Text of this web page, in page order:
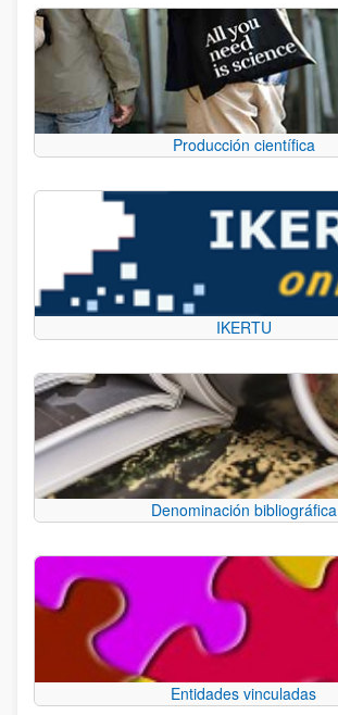
Producción científica
IKERTU
Denominación bibliográfica
Entidades vinculadas